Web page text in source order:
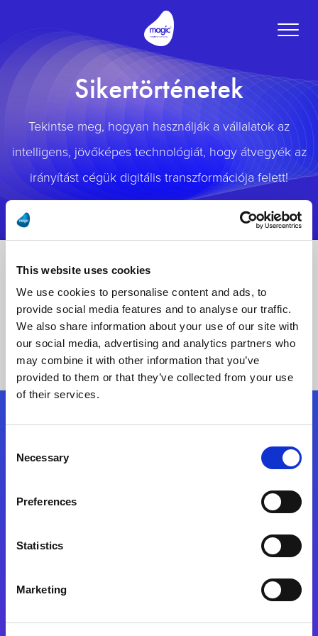
This website uses cookies
We use cookies to personalise content and ads, to
provide social media features and to analyse our traffic.
We also share information about your use of our site with
our social media, advertising and analytics partners who
may combine it with other information that you’ve
provided to them or that they’ve collected from your use
of their services.
Selection
Necessary
Preferences
Statistics
Marketing
Toggle
Sikertörténetek
Tekintse meg, hogyan használják a vállalatok az
intelligens, jövőképes technológiát, hogy átvegyék az
irányítást cégük digitális transzformációja felett!
Kövessen minket!